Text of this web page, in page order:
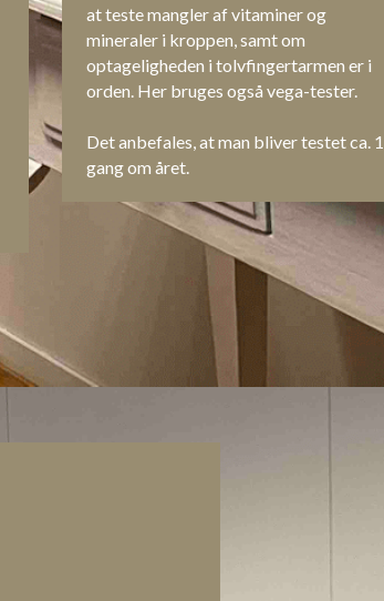
at teste mangler af vitaminer og
mineraler i kroppen, samt om
optageligheden i tolvfingertarmen er i
orden. Her bruges også vega-tester.
Det anbefales, at man bliver testet ca. 1
gang om året.